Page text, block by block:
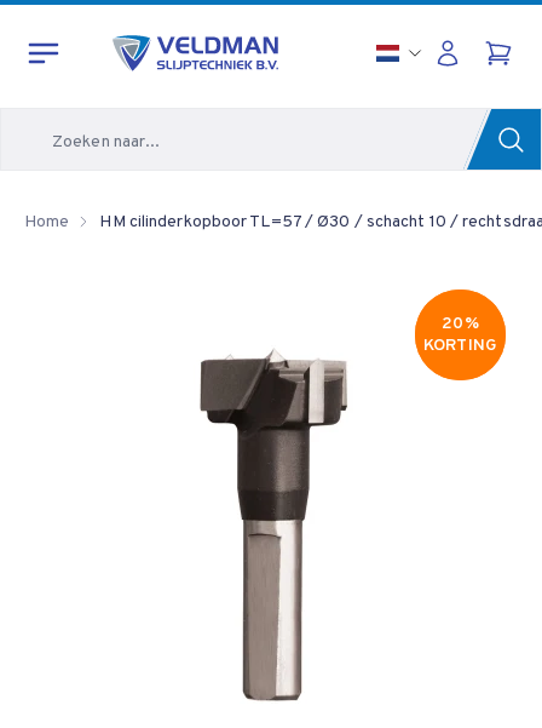
Home HM cilinderkopboor TL=57 / Ø30 / schacht 10 /
20%
KORTING
20%
KORTING